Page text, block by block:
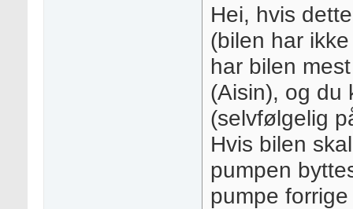
Hei, hvis
(bilen har
har bilen
(Aisin), og du
(selvfølgelig
Hvis bilen
pumpen
pumpe